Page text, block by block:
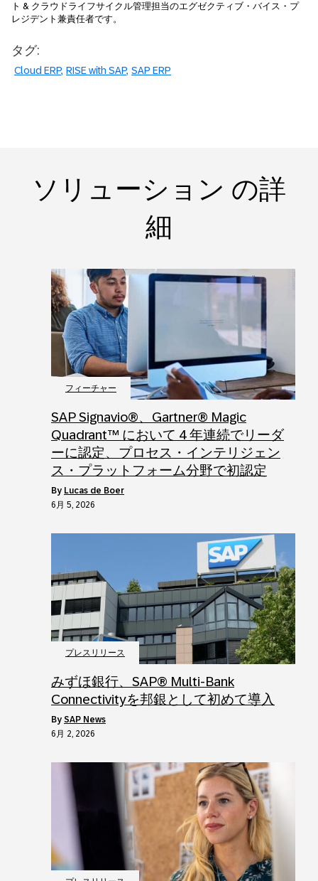
ト & クラウドライフサイクル管理担当のエグゼクティブ・バイス・プ
レジデント兼責任者です。
タグ:
Cloud ERP RISE with SAP SAP ERP
ソリューション の詳
細
フィーチャー
SAP Signavio®、Gartner® Magic
Quadrant™ において 4 年連続でリーダ
ーに認定、プロセス・インテリジェン
ス・プラットフォーム分野で初認定
by Lucas de Boer
6月 5, 2026
プレスリリース
みずほ銀行、SAP® Multi‑Bank
Connectivityを邦銀として初めて導入
by SAP News
6月 2, 2026